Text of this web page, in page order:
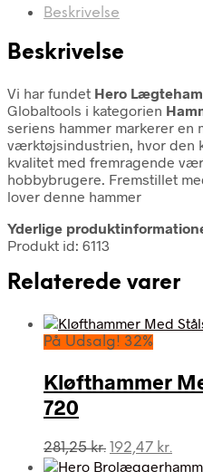
Beskrivelse
Beskrivelse
Vi har fundet Hero
Globaltools i kategorien
seriens hammer markerer
værktøjsindustrien, hvor den
kvalitet med fremragende
hobbybrugere. Fremstillet
lover denne hammer
Yderlige
Produkt id: 6113
Relaterede varer
På Udsalg! 32%
Kløfthammer
720
281,25kr. Den
oprindelige
192,47 kr.